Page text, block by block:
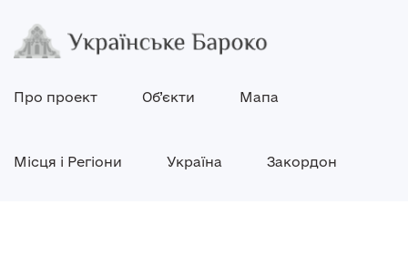
Про проект Об’єкти Мапа
Місця і Регіони Україна Закордон